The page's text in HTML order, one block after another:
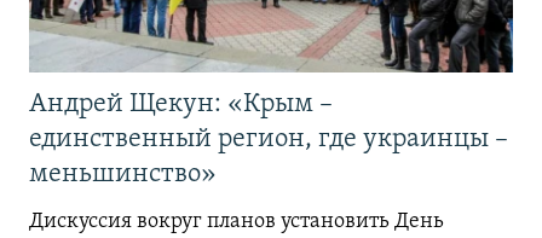
Андрей Щекун: «Крым –
единственный регион, где украинцы –
меньшинство»
Дискуссия вокруг планов установить День